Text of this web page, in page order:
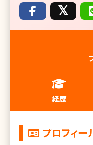
経歴
プロフィー